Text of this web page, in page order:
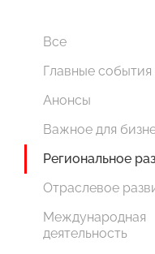
Все
Главные события
Анонсы
Важное для
Региональное
Отраслевое
Международная
деятельность